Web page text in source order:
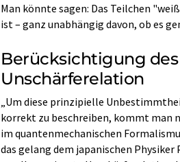
Man könnte sagen: Das Teilchen
ist – ganz unabhängig davon, ob es
Berücksichtigung
Unschärferelation
„Um diese prinzipielle
korrekt zu beschreiben, kommt man
im quantenmechanischen
das gelang dem japanischen Physiker